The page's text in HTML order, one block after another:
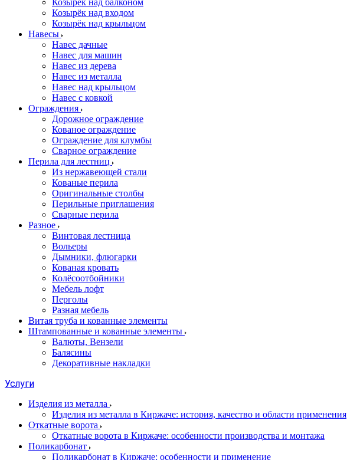
Козырёк над балконом
Козырёк над входом
Козырёк над крыльцом
Навесы
Навес дачные
Навес для машин
Навес из дерева
Навес из металла
Навес над крыльцом
Навес с ковкой
Ограждения
Дорожное ограждение
Кованое ограждение
Ограждение для клумбы
Сварное ограждение
Перила для лестниц
Из нержавеющей стали
Кованые перила
Оригинальные столбы
Перильные приглашения
Сварные перила
Разное
Винтовая лестница
Вольеры
Дымники, флюгарки
Кованая кровать
Колёсоотбойники
Мебель лофт
Перголы
Разная мебель
Витая труба и кованные элементы
Штампованные и кованные элементы
Валюты, Вензели
Балясины
Декоративные накладки
Услуги
Изделия из металла
Изделия из металла в Киржаче: история, качество и области применения
Откатные ворота
Откатные ворота в Киржаче: особенности производства и монтажа
Поликарбонат
Поликарбонат в Киржаче: особенности и применение